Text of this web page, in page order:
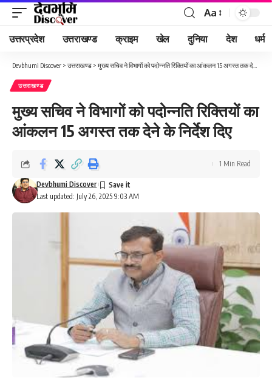
Font
Resizer
Aa
उत्तरप्रदेश उत्तराखण्ड क्राइम खेल दुनिया देश धर्म
Devbhumi Discover > उत्तराखण्ड > मुख्य सचिव ने विभागों को पदोन्नति रिक्तियों का आंकलन 15 अगस्त तक देने के निर्देश दिए
उत्तराखण्ड
मुख्य सचिव ने विभागों को पदोन्नति रिक्तियों का
आंकलन 15 अगस्त तक देने के निर्देश दिए
Last updated: July 26, 2025 9:03 AM
Devbhumi Discover
1 Min Read